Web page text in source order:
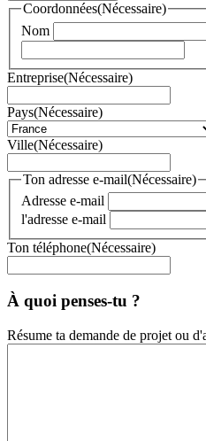
Coordonnées(Nécessaire)
Nom
Entreprise(Nécessaire)
Pays(Nécessaire)
Ville(Nécessaire)
Ton adresse e-mail(Nécessaire)
Adresse e-mail
l'adresse e-mail
Ton téléphone(Nécessaire)
À quoi penses-tu ?
Résume ta demande de projet ou